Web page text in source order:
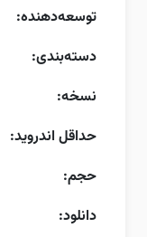
توسعه‌دهنده:
دسته‌بندی:
نسخه:
حداقل اندروید:
حجم:
دانلود: